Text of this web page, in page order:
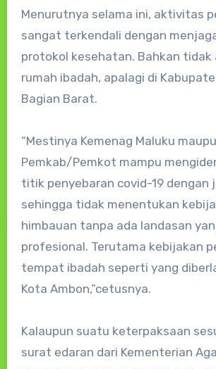
Menurutnya selama ini, aktivitas
sangat terkendali dengan
protokol kesehatan. Bahkan tidak
rumah ibadah, apalagi di
Bagian Barat.
“Mestinya Kemenag Maluku
Pemkab/Pemkot mampu
titik penyebaran covid-19 dengan
sehingga tidak menentukan
himbauan tanpa ada landasan
profesional. Terutama kebijakan
tempat ibadah seperti yang
Kota Ambon,”cetusnya.
Kalaupun suatu keterpaksaan
surat edaran dari Kementerian